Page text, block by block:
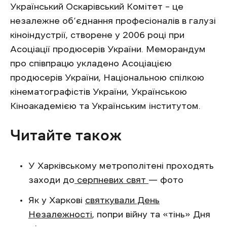
Український Оскарівський Комітет – це
незалежне об’єднання професіоналів в галузі
кіноіндустрії, створене у 2006 році при
Асоціації продюсерів України. Меморандум
про співпрацю укладено Асоціацією
продюсерів України, Національною спілкою
кінематографістів України, Українською
Кіноакадемією та Українським інститутом.
Читайте також
У Харківському метрополітені проходять
заходи до серпневих свят — фото
Як у Харкові святкували День
Незалежності, попри війну та «тінь» Дня